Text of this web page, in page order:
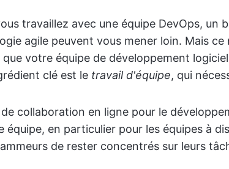
travaillez avec une équipe DevOps, un
agile peuvent vous mener loin. Mais ce
votre équipe de développement
clé est le travail d'équipe, qui
collaboration en ligne pour le
équipe, en particulier pour les équipes à
de rester concentrés sur leurs